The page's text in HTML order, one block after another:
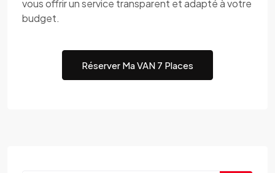
vous offrir un service transparent et adapté à votre
budget.
Réserver Ma VAN 7 Places